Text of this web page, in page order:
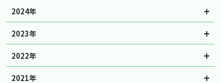
2024年
2023年
2022年
2021年